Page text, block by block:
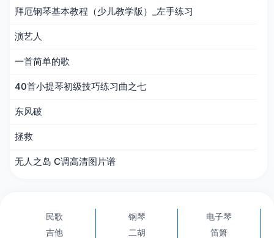
拜厄钢琴基本教程（少儿教学版）_左手练习
演艺人
一首简单的歌
40首小提琴初级技巧练习曲之七
东风破
拯救
无人之岛 C调高清图片谱
民歌 钢琴
电子琴
吉他
二胡
笛箫